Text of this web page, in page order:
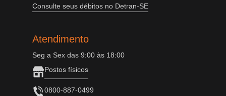
Consulte seus débitos no Detran-SE
Atendimento
Seg a Sex das 9:00 às 18:00
Postos físicos
0800-887-0499